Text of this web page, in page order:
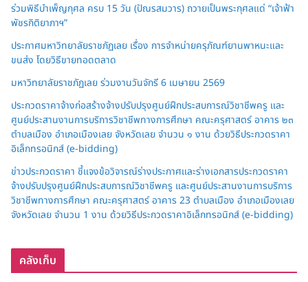
ร่วมพิธีบำเพ็ญกุศล ครบ 15 วัน (ปัณรสมวาร) ถวายเป็นพระกุศลแด่ “เจ้าฟ้า
พัชรกิติยาภาฯ”
ประกาศมหาวิทยาลัยราชภัฏเลย เรื่อง การจำหน่ายครุภัณฑ์ยานพาหนะและ
ขนส่ง โดยวิธีขายทอดตลาด
มหาวิทยาลัยราชภัฏเลย ร่วมงานวันจักรี 6 เมษายน 2569
ประกวดราคาจ้างก่อสร้างจ้างปรับปรุงศูนย์ฝึกประสบการณ์วิชาชีพครู และ
ศูนย์ประสานงานการบริการวิชาชีพทางการศึกษา คณะครุศาสตร์ อาคาร ๒๓
ตำบลเมือง อำเภอเมืองเลย จังหวัดเลย จำนวน ๑ งาน ด้วยวิธีประกวดราคา
อิเล็กทรอนิกส์ (e-bidding)
ข่าวประกวดราคา ชี้แจงข้อวิจารณ์ร่างประกาศและร่างเอกสารประกวดราคา
จ้างปรับปรุงศูนย์ฝึกประสบการณ์วิชาชีพครู และศูนย์ประสานงานการบริการ
วิชาชีพทางการศึกษา คณะครุศาสตร์ อาคาร 23 ตำบลเมือง อำเภอเมืองเลย
จังหวัดเลย จำนวน 1 งาน ด้วยวิธีประกวดราคาอิเล็กทรอนิกส์ (e-bidding)
คลังเก็บ